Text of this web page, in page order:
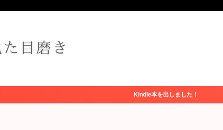
Kindle本を出しました！